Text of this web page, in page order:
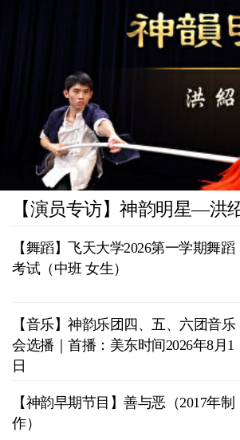
【演员专访】神韵明星—洪
【舞蹈】飞天大学2026第一学期舞蹈
考试（中班 女生）
【音乐】神韵乐团四、五、六团音乐
会选播｜首播：美东时间2026年8月1
日
【神韵早期节目】善与恶（2017年制
作）